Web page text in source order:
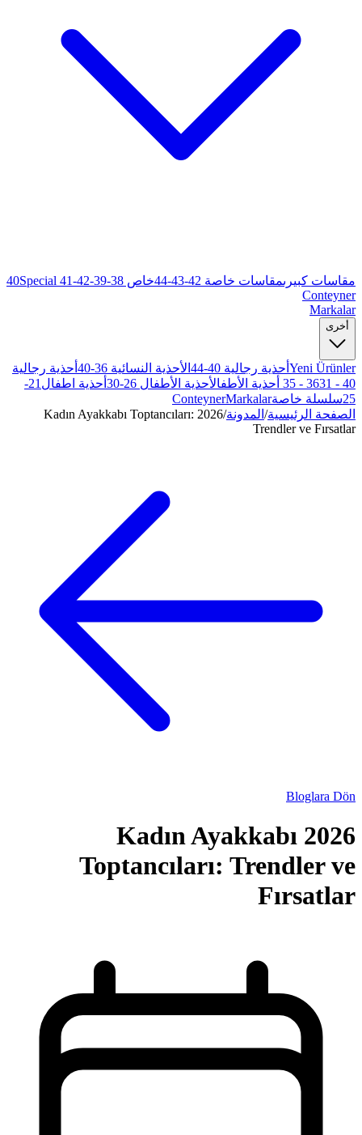
خاص 38-39-40 Special 41-42
الأحذية النسائية 36-40
أحذية رجالية
الأطفال 26-30
أحذية اطفال21-
2026 Kadın Ayakkabı Toptancıları:
2026